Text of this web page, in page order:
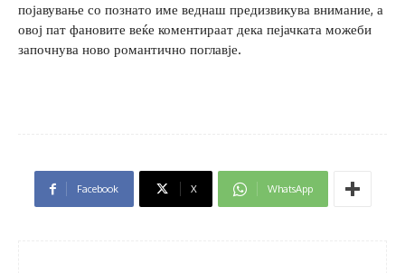
појавување со познато име веднаш предизвикува внимание, а
овој пат фановите веќе коментираат дека пејачката можеби
започнува ново романтично поглавје.
Facebook X WhatsApp